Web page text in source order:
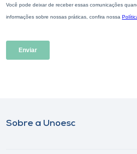
Sobre a Unoesc